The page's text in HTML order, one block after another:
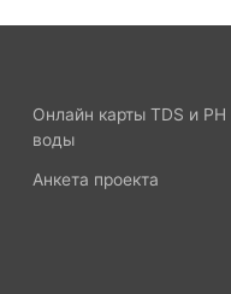
Онлайн карты TDS и PH
воды
Анкета проекта